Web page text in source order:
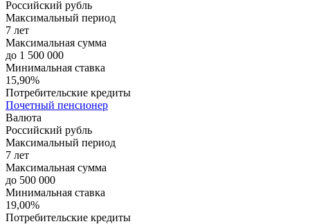
Российский рубль
Максимальный период
7 лет
Максимальная сумма
до 1 500 000
Минимальная ставка
15,90%
Потребительские кредиты
Почетный пенсионер
Валюта
Российский рубль
Максимальный период
7 лет
Максимальная сумма
до 500 000
Минимальная ставка
19,00%
Потребительские кредиты